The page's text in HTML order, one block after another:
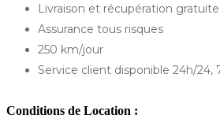
Livraison et récupération
Assurance tous risques
250 km/jour
Service client disponible 24h/24,
Conditions de Location :